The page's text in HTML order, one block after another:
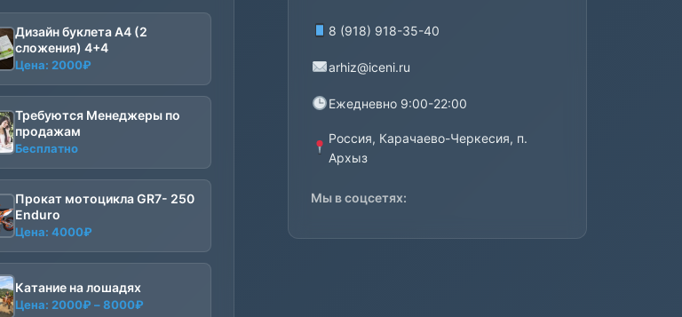
Дизайн буклета А4 (2
сложения) 4+4
Цена: 2000₽
Требуются Менеджеры по
продажам
Бесплатно
Прокат мотоцикла GR7- 250
Enduro
Цена: 4000₽
Катание на лошадях
Цена: 2000₽ – 8000₽Диапазон
8 (918) 918-35-40
arhiz@iceni.ru
Ежедневно 9:00-22:00
Россия, Карачаево-Черкесия, п.
Архыз
Мы в соцсетях: